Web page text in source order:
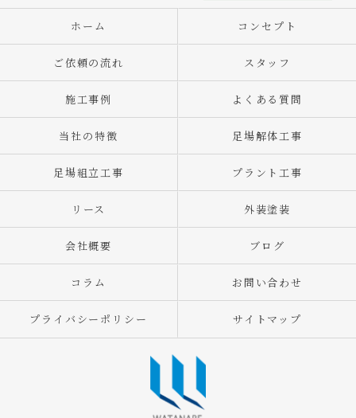
ホーム コンセプト
ご依頼の流れ スタッフ
施工事例 よくある質問
当社の特徴 足場解体工事
足場組立工事 プラント工事
リース 外装塗装
会社概要 ブログ
コラム お問い合わせ
プライバシーポリシー サイトマップ